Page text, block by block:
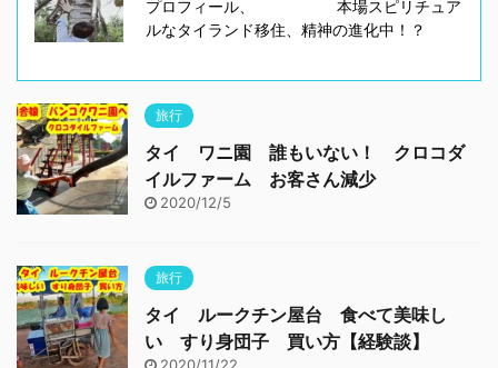
プロフィール、 本場スピリチュア
ルなタイランド移住、精神の進化中！？
旅行
タイ ワニ園 誰もいない！ クロコダ
イルファーム お客さん減少
2020/12/5
旅行
タイ ルークチン屋台 食べて美味し
い すり身団子 買い方【経験談】